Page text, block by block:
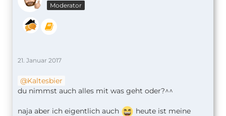
Moderator
21. Januar 2017
Kaltesbier
du nimmst auch alles mit was geht oder?^^
naja aber ich eigentlich auch
heute ist meine